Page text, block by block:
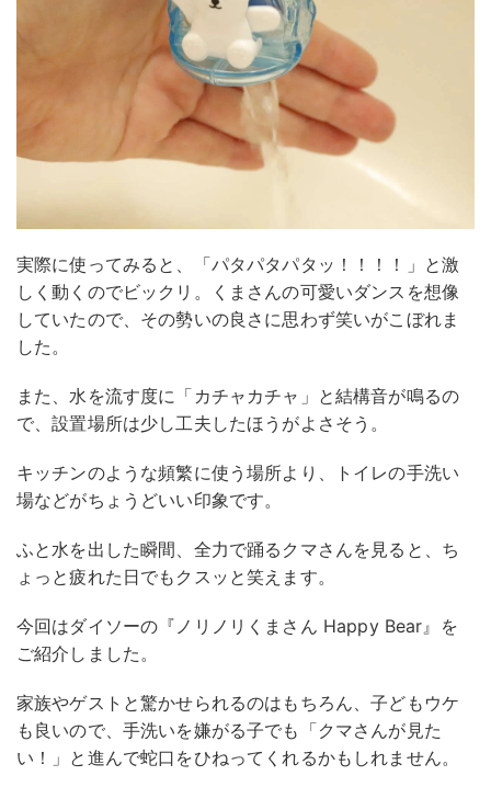
実際に使ってみると、「パタパタパタッ！！！！」と激
しく動くのでビックリ。くまさんの可愛いダンスを想像
していたので、その勢いの良さに思わず笑いがこぼれま
した。
また、水を流す度に「カチャカチャ」と結構音が鳴るの
で、設置場所は少し工夫したほうがよさそう。
キッチンのような頻繁に使う場所より、トイレの手洗い
場などがちょうどいい印象です。
ふと水を出した瞬間、全力で踊るクマさんを見ると、ち
ょっと疲れた日でもクスッと笑えます。
今回はダイソーの『ノリノリくまさん Happy Bear』を
ご紹介しました。
家族やゲストと驚かせられるのはもちろん、子どもウケ
も良いので、手洗いを嫌がる子でも「クマさんが見た
い！」と進んで蛇口をひねってくれるかもしれません。